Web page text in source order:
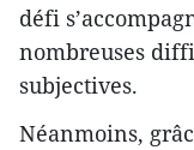
défi
nombreuses
subjectives.
Néanmoins,